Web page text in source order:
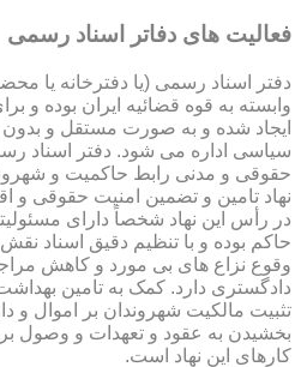
فعالیت های دفاتر اسناد رسمی
دفتر اسناد رسمی (یا دفترخانه یا
وابسته به قوه قضائیه ایران بوده و
ایجاد شده و به صورت مستقل و
سیاسی اداره می شود. دفتر اسناد
حقوقی و مدنی رابط حاکمیت و
نهاد تامین و تضمین امنیت حقوقی و
در رأس این نهاد شخصاً دارای
حاکم بوده و با تنظیم دقیق اسناد
وقوع نزاع های بی مورد و کاهش
دادگستری دارد. کمک به تامین
تثبیت مالکیت شهروندان بر اموال و
بخشیدن به عقود و تعهدات و وصول
کارهای این نهاد است.